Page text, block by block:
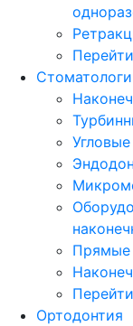
Прямые
Ортодонтия